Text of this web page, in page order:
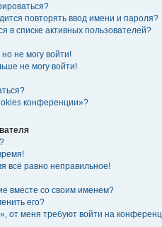
повторять ввод имени и пароля?
в списке активных пользователей?
не могу войти!
не могу войти!
конференции»?
всё равно неправильное!
вместе со своим именем?
его?
от меня требуют войти на